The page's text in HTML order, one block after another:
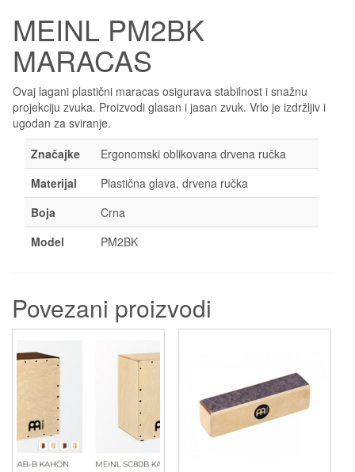
MEINL PM2BK
MARACAS
Ovaj lagani plastični maracas osigurava stabilnost i snažnu
projekciju zvuka. Proizvodi glasan i jasan zvuk. Vrlo je izdržljiv i
ugodan za sviranje.
Značajke
Ergonomski oblikovana drvena ručka
Materijal
Plastična glava, drvena ručka
Boja
Crna
Model
PM2BK
Povezani proizvodi